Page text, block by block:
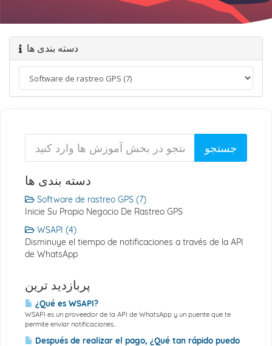
دسته بندی ها
دسته بندی ها
Software de rastreo GPS (7)
Inicie Su Propio Negocio De Rastreo GPS
WSAPI (4)
Disminuye el tiempo de notificaciones a través de la API
de WhatsApp
پربازدید ترین
¿Qué es WSAPI?
WSAPI es un proveedor de la API de WhatsApp y un puente que te
permite enviar notificaciones...
Después de realizar el pago, ¿Qué tan rápido puedo